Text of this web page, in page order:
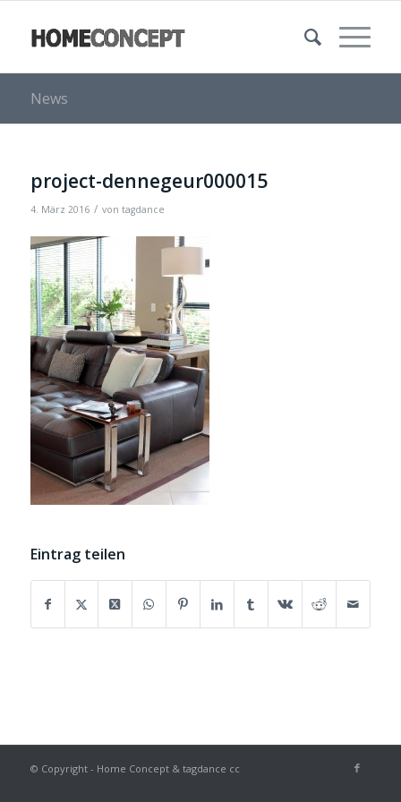
News
project-dennegeur000015
4. März 2016 / von tagdance
Eintrag teilen
© Copyright - Home Concept & tagdance cc